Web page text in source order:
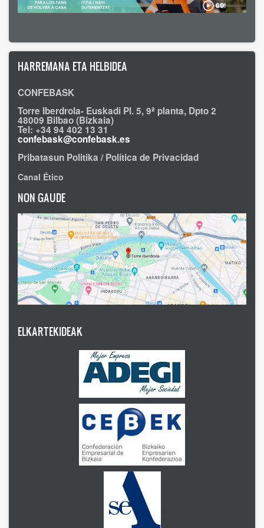
HARREMANA ETA HELBIDEA
CONFEBASK
Torre Iberdrola- Euskadi Pl. 5, 9ª planta, Dpto 2
48009 Bilbao (Bizkaia)
Tel: +34 94 402 13 31
confebask@confebask.es
Pribatasun Politika / Política de Privacidad
Canal Ético
NON GAUDE
ELKARTEKIDEAK